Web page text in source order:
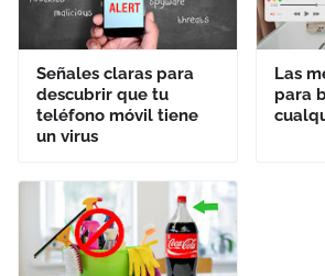
Señales claras para
descubrir que tu
teléfono móvil tiene
un virus
Las
para